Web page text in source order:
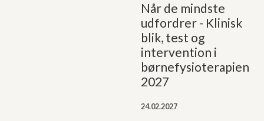
Når de mindste
udfordrer - Klinisk
blik, test og
intervention i
børnefysioterapien
2027
24.02.2027